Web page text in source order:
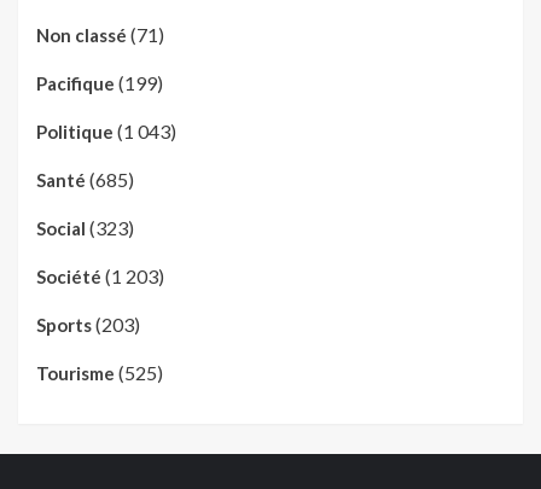
Non classé (71)
Pacifique (199)
Politique (1 043)
Santé (685)
Social (323)
Société (1 203)
Sports(203)
Tourisme (525)